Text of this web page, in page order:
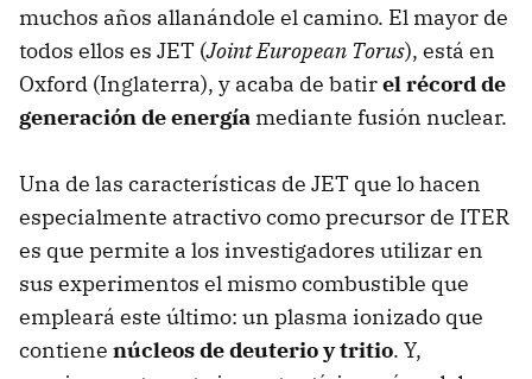
muchos años allanándole el camino. El mayor de
todos ellos es JET (Joint European Torus), está en
Oxford (Inglaterra), y acaba de batirel récord de
generación de energía mediante fusión nuclear.
Una de las características de JET que lo hacen
especialmente atractivo como precursor de ITER
es que permite a los investigadores utilizar en
sus experimentos el mismo combustible que
empleará este último: un plasma ionizado que
contiene núcleos de deuterio y tritio. Y,